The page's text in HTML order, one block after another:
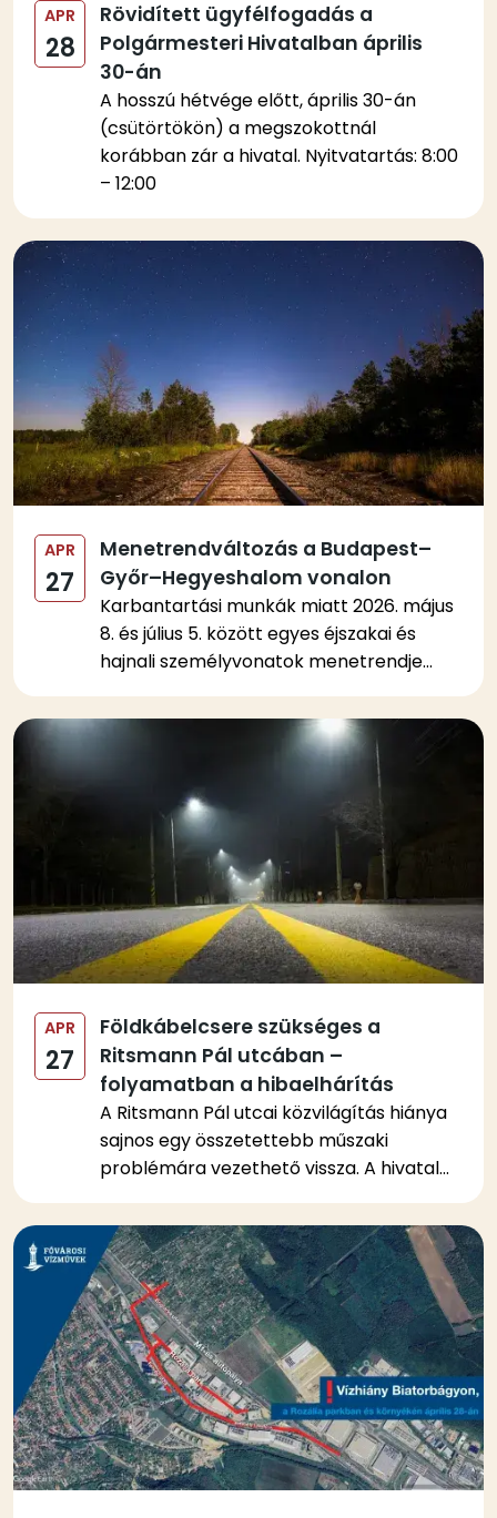
APR
28
Rövidített ügyfélfogadás a
Polgármesteri Hivatalban április
30-án
A hosszú hétvége előtt, április 30-án
(csütörtökön) a megszokottnál
korábban zár a hivatal. Nyitvatartás: 8:00
– 12:00
Kép
APR
27
Menetrendváltozás a Budapest–
Győr–Hegyeshalom vonalon
Karbantartási munkák miatt 2026. május
8. és július 5. között egyes éjszakai és
hajnali személyvonatok menetrendje...
Kép
APR
27
Földkábelcsere szükséges a
Ritsmann Pál utcában –
folyamatban a hibaelhárítás
A Ritsmann Pál utcai közvilágítás hiánya
sajnos egy összetettebb műszaki
problémára vezethető vissza. A hivatal...
Kép